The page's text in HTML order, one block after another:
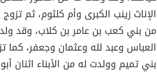
الإناث زينب الكبرى وأم كلثوم، ثم
من بني كعب بن عامر بن كلاب، وقد
العباس وعبد لله وعثمان وجعفر، كما
بني تميم وولدت له من الأبناء اثنان